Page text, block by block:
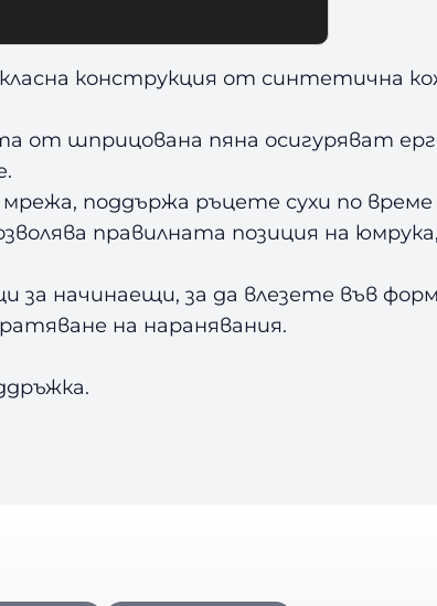
конструкция от синтетична
от шприцована пяна осигуряват
поддържа ръцете сухи по
правилната позиция на
за начинаещи, за да влезете във
на наранявания.